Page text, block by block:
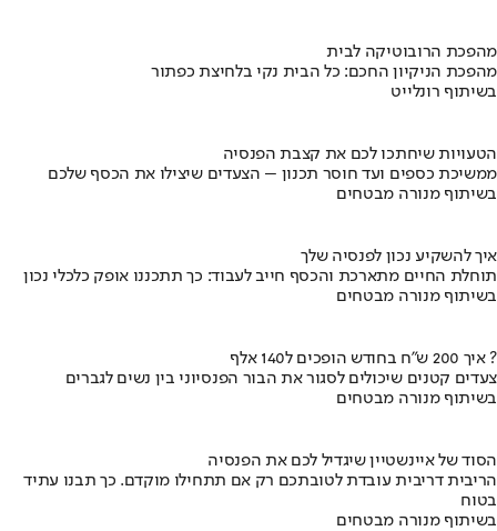
מהפכת הרובוטיקה לבית
מהפכת הניקיון החכם: כל הבית נקי בלחיצת כפתור
בשיתוף רונלייט
הטעויות שיחתכו לכם את קצבת הפנסיה
ממשיכת כספים ועד חוסר תכנון – הצעדים שיצילו את הכסף שלכם
בשיתוף מנורה מבטחים
איך להשקיע נכון לפנסיה שלך
תוחלת החיים מתארכת והכסף חייב לעבוד: כך תתכננו אופק כלכלי נכון
בשיתוף מנורה מבטחים
איך 200 ש"ח בחודש הופכים ל140 אלף ?
צעדים קטנים שיכולים לסגור את הבור הפנסיוני בין נשים לגברים
בשיתוף מנורה מבטחים
הסוד של איינשטיין שיגדיל לכם את הפנסיה
הריבית דריבית עובדת לטובתכם רק אם תתחילו מוקדם. כך תבנו עתיד
בטוח
בשיתוף מנורה מבטחים